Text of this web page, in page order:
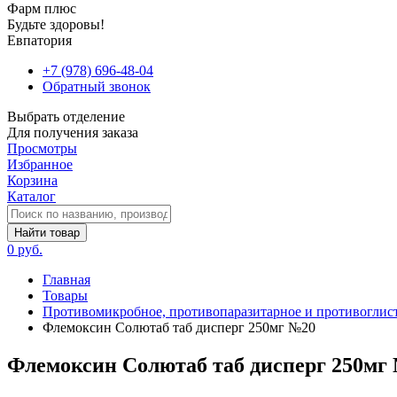
Фарм плюс
Будьте здоровы!
Евпатория
+7 (978) 696-48-04
Обратный звонок
Выбрать отделение
Для получения заказа
Просмотры
Избранное
Корзина
Каталог
Найти товар
0 руб.
Главная
Товары
Противомикробное, противопаразитарное и
Флемоксин Солютаб таб дисперг 250мг №20
Флемоксин Солютаб таб дисперг